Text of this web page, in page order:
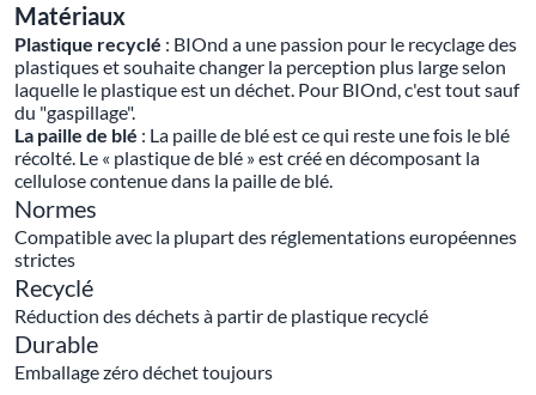
Matériaux
Plastique recyclé : BIOnd a une passion pour le recyclage des
plastiques et souhaite changer la perception plus large selon
laquelle le plastique est un déchet. Pour BIOnd, c'est tout sauf
du "gaspillage".
La paille de blé : La paille de blé est ce qui reste une fois le blé
récolté. Le « plastique de blé » est créé en décomposant la
cellulose contenue dans la paille de blé.
Normes
Compatible avec la plupart des réglementations européennes
strictes
Recyclé
Réduction des déchets à partir de plastique recyclé
Durable
Emballage zéro déchet toujours